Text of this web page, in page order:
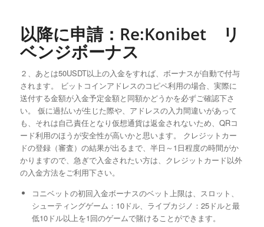
以降に申請：Re:Konibet リ
ベンジボーナス
２、あとは50USDT以上の入金をすれば、ボーナスが自動で付与
されます。 ビットコインアドレスのコピペ利用の場合、実際に
送付する金額が入金予定金額と同額かどうかを必ずご確認下さ
い。 仮に過払いが生じた際や、アドレスの入力間違いがあって
も、それは自己責任となり仮想通貨は返金されないため、QRコ
ード利用のほうが安全性が高いかと思います。 クレジットカー
ドの登録（審査）の結果が出るまで、半日～1日程度の時間がか
かりますので、急ぎで入金されたい方は、クレジットカード以外
の入金方法をご利用下さい。
コニベットの初回入金ボーナスのベット上限は、スロット、
シューティングゲーム：10ドル、ライブカジノ：25ドルと最
低10ドル以上を1回のゲームで賭けることができます。